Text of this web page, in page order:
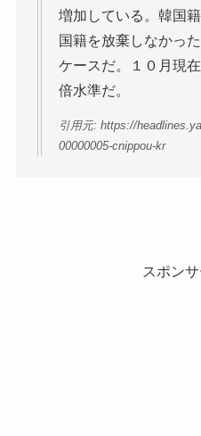
増加している。韓国
国籍を放棄しなかっ
ケースだ。１０月現
倍水準だ。
引用元: https://
00000005-cnippou-kr
スポン